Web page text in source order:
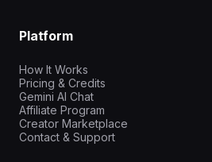
Platform
How It Works
Pricing & Credits
Gemini AI Chat
Affiliate Program
Creator Marketplace
Contact & Support